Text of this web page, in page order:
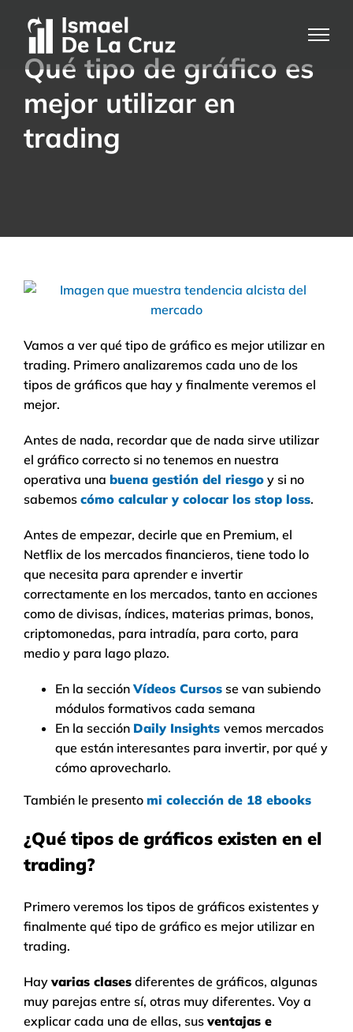
Qué tipo de gráfico es
mejor utilizar en
trading
Vamos a ver qué tipo de gráfico es mejor utilizar en
trading. Primero analizaremos cada uno de los
tipos de gráficos que hay y finalmente veremos el
mejor.
Antes de nada, recordar que de nada sirve utilizar
el gráfico correcto si no tenemos en nuestra
operativa una buena gestión del riesgo y si no
sabemos cómo calcular y colocar los stop loss.
Antes de empezar, decirle que en Premium, el
Netflix de los mercados financieros, tiene todo lo
que necesita para aprender e invertir
correctamente en los mercados, tanto en acciones
como de divisas, índices, materias primas, bonos,
criptomonedas, para intradía, para corto, para
medio y para lago plazo.
En la sección Vídeos Cursos se van subiendo
módulos formativos cada semana
En la sección Daily Insights vemos mercados
que están interesantes para invertir, por qué y
cómo aprovecharlo.
También le presento mi colección de 18 ebooks
¿Qué tipos de gráficos existen en el
trading?
Primero veremos los tipos de gráficos existentes y
finalmente qué tipo de gráfico es mejor utilizar en
trading.
Hay varias clases diferentes de gráficos, algunas
muy parejas entre sí, otras muy diferentes. Voy a
explicar cada una de ellas, sus ventajas e